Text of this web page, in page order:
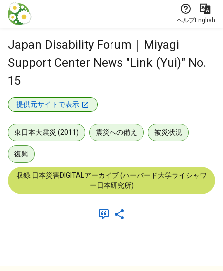
本文に飛ぶ
ヘルプEnglish
Japan Disability Forum｜Miyagi
Support Center News "Link (Yui)" No.
15
提供元サイトで表示
東日本大震災 (2011) 震災への備え 被災状況
復興
収録:日本災害DIGITALアーカイブ (ハーバード大学ライシャワ
ー日本研究所)